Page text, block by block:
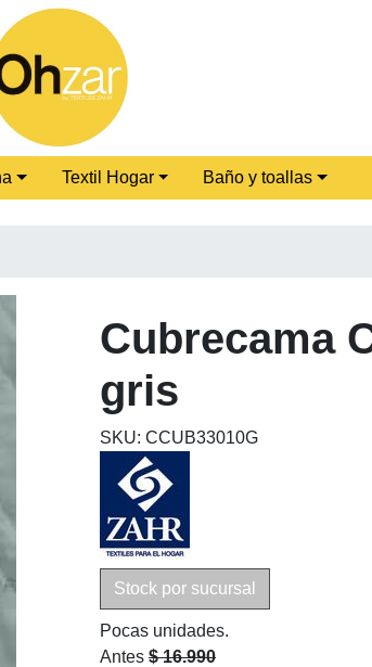
Textil Hogar Baño y toallas
Cubrecama
gris
SKU: CCUB33010G
Stock por sucursal
Pocas unidades.
Antes $ 16.990